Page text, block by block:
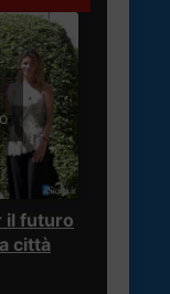
il futuro
città